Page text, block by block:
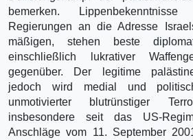
bemerken.
Regierungen an die Adresse
mäßigen, stehen beste
einschließlich lukrativer
gegenüber. Der legitime
jedoch wird medial und
unmotivierter blutrünstiger
insbesondere seit das US-
Anschläge vom 11. September